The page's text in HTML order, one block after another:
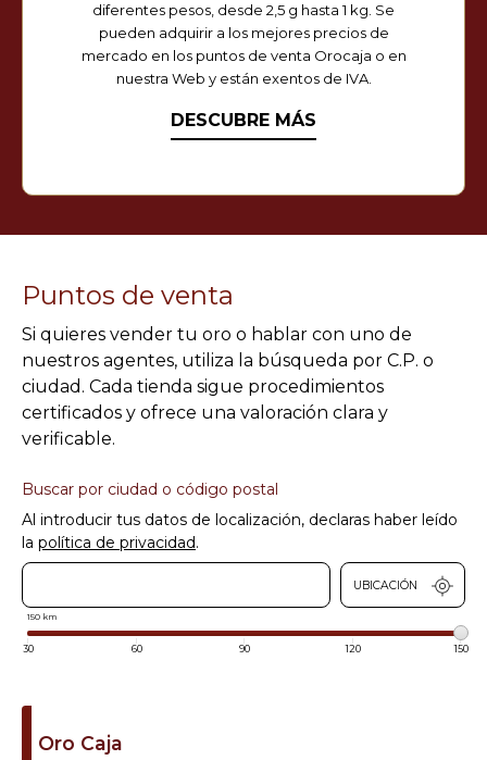
diferentes pesos, desde 2,5 g hasta 1 kg. Se
pueden adquirir a los mejores precios de
mercado en los puntos de venta Orocaja o en
nuestra Web y están exentos de IVA.
DESCUBRE MÁS
Puntos de venta
Si quieres vender tu oro o hablar con uno de
nuestros agentes, utiliza la búsqueda por C.P. o
ciudad. Cada tienda sigue procedimientos
certificados y ofrece una valoración clara y
verificable.
Buscar por ciudad o código postal
Al introducir tus datos de localización, declaras haber leído
la política de privacidad.
UBICACIÓN
150 km
30 60 90 120 150
Oro Caja